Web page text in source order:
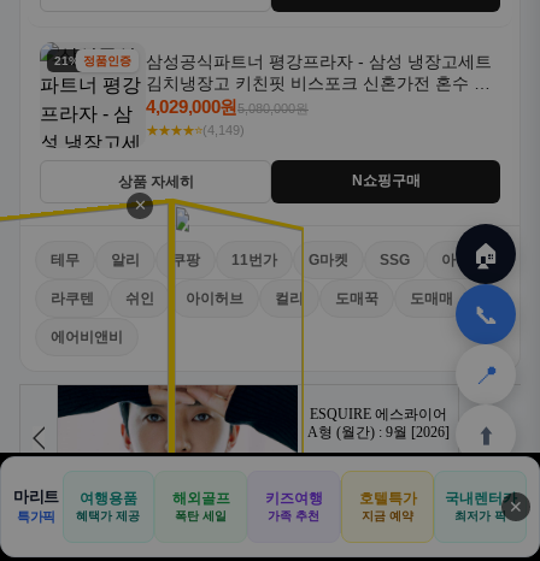
21% 할인정품인증
삼성공식파트너 평강프라자 - 삼성 냉장고세트
김치냉장고 키친핏 비스포크 신혼가전 혼수 입
주가전 빌트인 화이트
4,029,000원5,080,000원
★★★★⭐(4,149)
상품 자세히 N쇼핑구매
테무 알리 쿠팡 11번가 G마켓 SSG 아마존
라쿠텐 쉬인 아이허브 컬리 도매꾹 도매매
에어비앤비
제휴 광고 💼 입점문의
🏠
✈️
공항
⛳
📋
🛒
쿠팡
🎁
테무
🏠
📞
📍
⬆️
🏠 📝
견적
🚐
기사등록
🛒
아마존
✕
마리트
특가픽
여행용품
혜택가 제공
해외골프
폭탄 세일
키즈여행
가족 추천
호텔특가
지금 예약
국내렌터카
최저가 픽 ✕